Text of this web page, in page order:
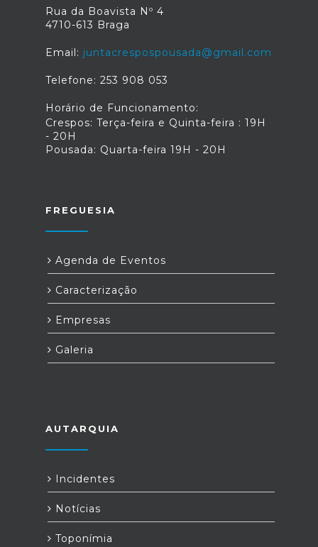
Ambiental", disponível em:
fundoambiental.pt/apoios-prr/vales-
Rua da Boavista Nº 4
4710-613 Braga
Email: juntacrespospousada@gmail.com
Telefone: 253 908 053
Horário de Funcionamento:
Crespos: Terça-feira e Quinta-feira : 19H
- 20H
Pousada: Quarta-feira 19H - 20H
FREGUESIA
Agenda de Eventos
Caracterização
Empresas
Galeria
AUTARQUIA
Incidentes
Notícias
Toponímia